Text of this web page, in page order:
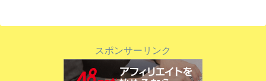
スポンサーリンク